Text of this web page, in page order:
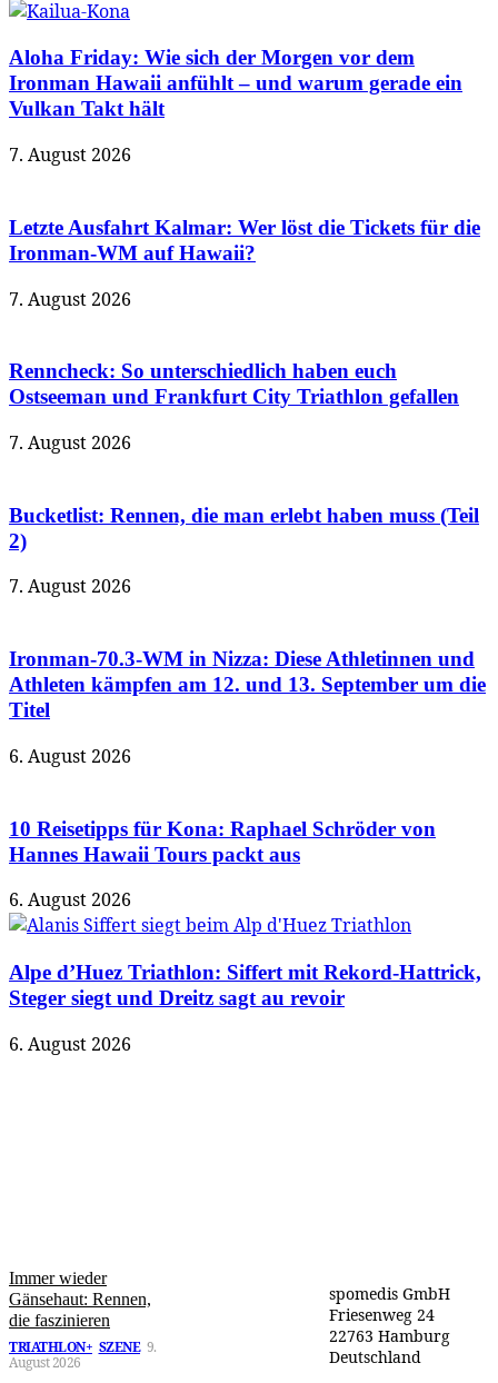
Aloha Friday: Wie sich der Morgen vor dem
Ironman Hawaii anfühlt – und warum gerade ein
Vulkan Takt hält
7. August 2026
Letzte Ausfahrt Kalmar: Wer löst die Tickets für die
Ironman-WM auf Hawaii?
7. August 2026
Renncheck: So unterschiedlich haben euch
Ostseeman und Frankfurt City Triathlon gefallen
7. August 2026
Bucketlist: Rennen, die man erlebt haben muss (Teil
2)
7. August 2026
Ironman-70.3-WM in Nizza: Diese Athletinnen und
Athleten kämpfen am 12. und 13. September um die
Titel
6. August 2026
10 Reisetipps für Kona: Raphael Schröder von
Hannes Hawaii Tours packt aus
6. August 2026
Alpe d’Huez Triathlon: Siffert mit Rekord-Hattrick,
Steger siegt und Dreitz sagt au revoir
6. August 2026
Immer wieder
Gänsehaut: Rennen,
die faszinieren
TRIATHLON+ SZENE 9.
August 2026
spomedis GmbH
Friesenweg 24
22763 Hamburg
Deutschland